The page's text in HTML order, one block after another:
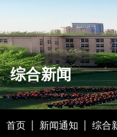
综合新闻
首页 新闻通知 综合